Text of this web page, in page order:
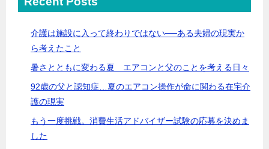
介護は施設に入って終わりではない──ある夫婦の現実か
ら考えたこと
暑さとともに変わる夏 エアコンと父のことを考える日々
92歳の父と認知症…夏のエアコン操作が命に関わる在宅介
護の現実
もう一度挑戦。消費生活アドバイザー試験の応募を決めま
した